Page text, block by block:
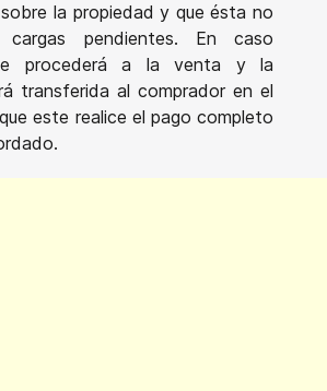
la propiedad y que ésta no
pendientes. En caso
procederá a la venta y la
transferida al comprador en el
este realice el pago completo